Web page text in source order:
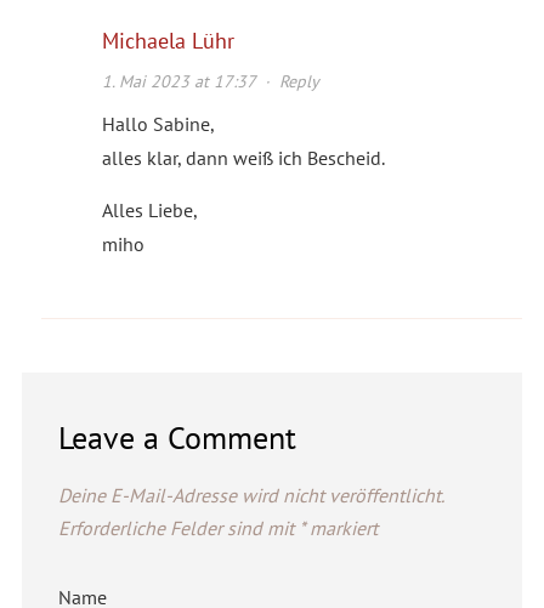
Michaela Lühr
1. Mai 2023 at 17:37· Reply
Hallo Sabine,
alles klar, dann weiß ich Bescheid.
Alles Liebe,
miho
Leave a Comment
Deine E-Mail-Adresse wird nicht veröffentlicht.
Erforderliche Felder sind mit *markiert
Name